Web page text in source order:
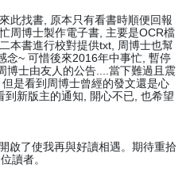
此找書, 原本只有看書時順便回報
周博士製作電子書, 主要是OCR檔
本書進行校對提供txt, 周博士也幫
念~ 可惜後來2016年中事忙, 暫停
博士由友人的公告....當下難過且震
是看到周博士曾經的發文還是心
新版主的通知, 開心不已, 也希望
啟了使我再與好讀相遇。期待重拾
讀者。